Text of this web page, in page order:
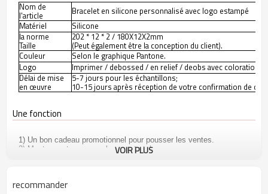
Nom de
l'article
Bracelet en silicone personnalisé avec logo estampé
Matériel
Silicone
la norme
Taille
202 * 12 * 2 / 180X12X2mm
(Peut également être la conception du client).
Couleur
Selon le graphique Pantone.
Logo
Imprimer / debossed / en relief / deobs avec coloration.
Délai de mise
en œuvre
5-7 jours pour les échantillons;
10-15 jours après réception de votre confirmation de
Une fonction
1) Un bon cadeau promotionnel pour pousser les ventes.
2) Montrez votre propre charme et style.
5) vente chaude produits à faible coût
VOIR PLUS
recommander